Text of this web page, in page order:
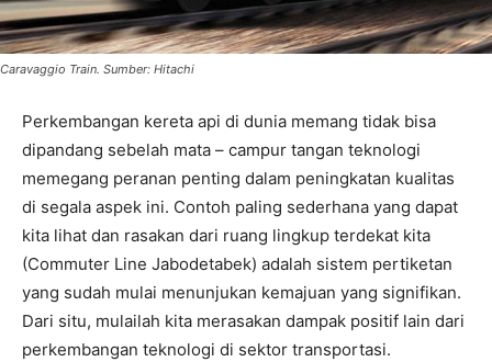
Caravaggio Train. Sumber: Hitachi
Perkembangan kereta api di dunia memang tidak bisa
dipandang sebelah mata – campur tangan teknologi
memegang peranan penting dalam peningkatan kualitas
di segala aspek ini. Contoh paling sederhana yang dapat
kita lihat dan rasakan dari ruang lingkup terdekat kita
(Commuter Line Jabodetabek) adalah sistem pertiketan
yang sudah mulai menunjukan kemajuan yang signifikan.
Dari situ, mulailah kita merasakan dampak positif lain dari
perkembangan teknologi di sektor transportasi.